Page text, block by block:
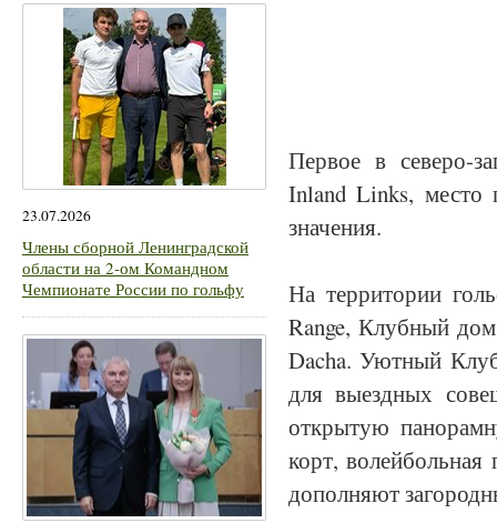
23.07.2026
Члены сборной Ленинградской
области на 2-ом Командном
Чемпионате России по гольфу
Первое в северо-
Inland Links, место
значения.
На территории
Range, Клубный
Dacha. Уютный
для выездных
открытую
корт,
дополняют